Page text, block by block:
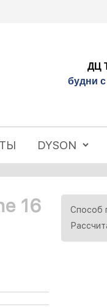
ДЦ
будни
DYSON
16
Способ